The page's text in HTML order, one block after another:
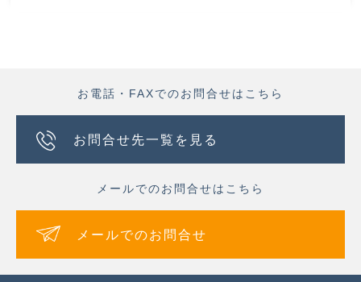
お電話・FAXでのお問合せはこちら
お問合せ先一覧を見る
メールでのお問合せはこちら
メールでのお問合せ